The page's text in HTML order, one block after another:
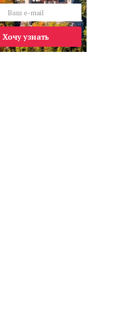
Хочу узнать